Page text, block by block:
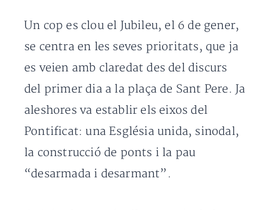
Un cop es clou el Jubileu, el 6 de gener,
se centra en les seves prioritats, que ja
es veien amb claredat des del discurs
del primer dia a la plaça de Sant Pere. Ja
aleshores va establir els eixos del
Pontificat: una Església unida, sinodal,
la construcció de ponts i la pau
“desarmada i desarmant”.